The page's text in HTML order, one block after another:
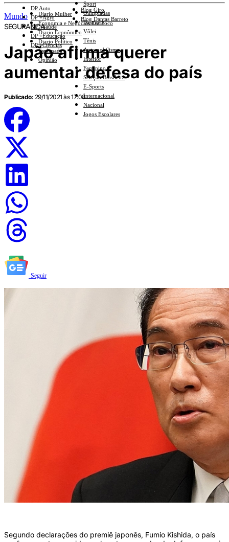
Sport
Olimpíadas
Basquete
Vôlei
Tênis
Automobilismo
Interior
Feminino
Seleção Brasileira
E-Sports
Internacional
Nacional
Jogos Escolares
DP Auto
DP +Agro
DP +Saúde
DP +Educação
DP +Ciências
Diario Mulher
Economia e Negócios Em Foco
Diario Econômico
Diario Político
Esplanada
Opinião
Blog Giro
Blog Dantas Barreto
Mundo
SEGURANÇA
Japão afirma querer
aumentar defesa do país
Publicado: 29/11/2021 às 17:08
Seguir
Segundo declarações do premiê japonês, Fumio Kishida, o país